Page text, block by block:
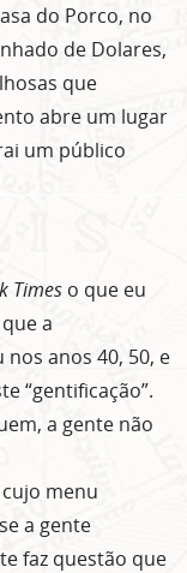
do Porco, no
de Dolares,
que
abre um lugar
um público
Times o que eu
a
anos 40, 50, e
“gentificação”.
a gente não
menu
a gente
faz questão que